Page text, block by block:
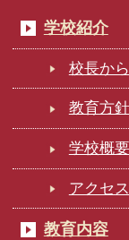
学校紹介
校長か
教育方針
学校概
アクセス
教育内容